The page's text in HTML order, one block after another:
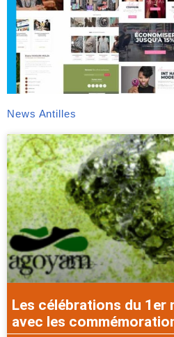
News Antilles
Les célébrations du 1er
avec les